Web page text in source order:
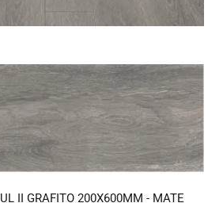
II GRAFITO 200X600MM - MATE